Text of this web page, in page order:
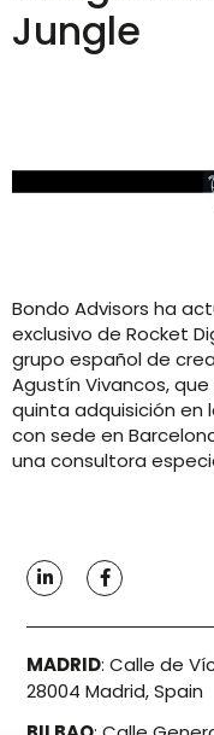
Jungle
Bondo Advisors ha
exclusivo de Rocket
grupo español de
Agustín Vivancos,
quinta adquisición en
con sede en
una consultora
MADRID:Calle de
28004 Madrid, Spain